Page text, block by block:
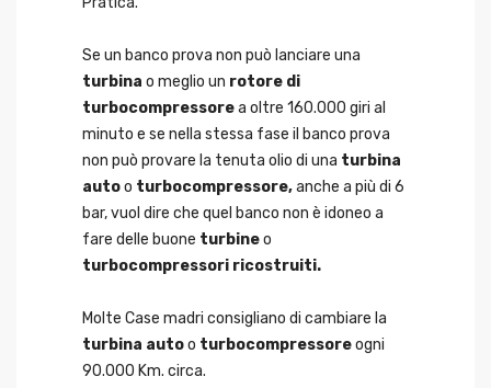
Se un banco prova non può lanciare una
turbina o meglio un rotore di
turbocompressorea oltre 160.000 giri al
minuto e se nella stessa fase il banco prova
non può provare la tenuta olio di una turbina
autoo turbocompressore,anche a più di 6
bar, vuol dire che quel banco non è idoneo a
fare delle buone turbineo
turbocompressori ricostruiti.
Molte Case madri consigliano di cambiare la
turbina autoo turbocompressoreogni
90.000 Km. circa.